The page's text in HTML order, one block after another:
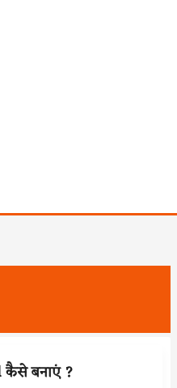
बनाएं ?